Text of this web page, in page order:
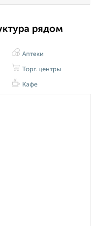
рядом
Аптеки
Торг. центры
Кафе